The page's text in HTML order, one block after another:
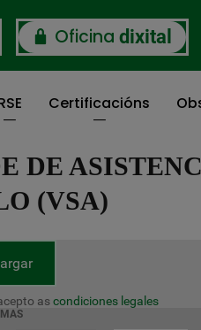
Oficina dixital
Certificacións
DE
(VSA)
ascondiciones legales